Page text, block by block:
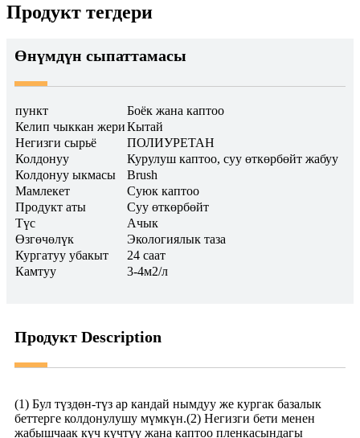
Продукт тегдери
Өнүмдүн сыпаттамасы
пункт
Боёк жана каптоо
Келип чыккан жериКытай
Негизги сырьё
ПОЛИУРЕТАН
Колдонуу
Курулуш каптоо, суу өткөрбөйт жабуу
Колдонуу ыкмасы
Brush
Мамлекет
Суюк каптоо
Продукт аты
Суу өткөрбөйт
Түс
Ачык
Өзгөчөлүк
Экологиялык таза
Кургатуу убакыт
24 саат
Камтуу
3-4м2/л
Продукт Description
(1) Бул түздөн-түз ар кандай нымдуу же кургак базалык
беттерге колдонулушу мүмкүн.(2) Негизги бети менен
жабышчаак күч күчтүү жана каптоо пленкасындагы